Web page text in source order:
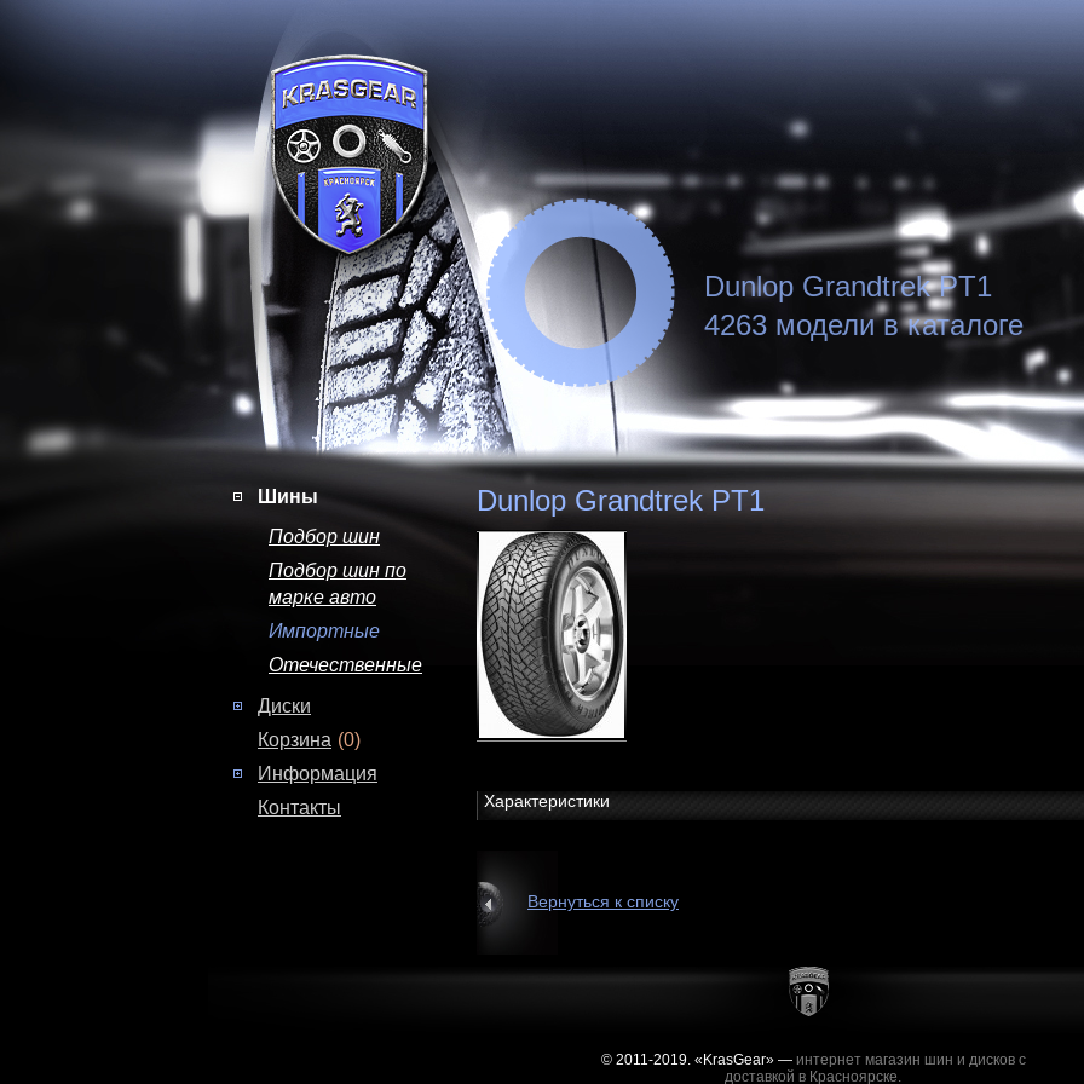
Dunlop Grandtrek PT1
4263 модели в каталоге
Шины
Подбор шин
Подбор шин по
марке авто
Импортные
Отечественные
Диски
Корзина (0)
Информация
Контакты
Dunlop Grandtrek PT1
Характеристики
Вернуться к списку
© 2011-2019. «KrasGear» — интернет магазин шин и дисков с
доставкой в Красноярске.